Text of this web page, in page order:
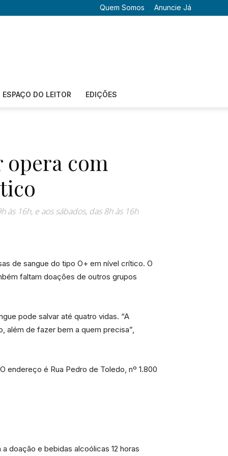
Quem Somos Anuncie Já
ESPAÇO DO LEITOR EDIÇÕES
opera com
às 16h, e aos sábados, das 8h às 16h
de sangue do tipo O+ em nível crítico. O
faltam doações de outros grupos
pode salvar até quatro vidas. “A
além de fazer bem a quem precisa”,
endereço é Rua Pedro de Toledo, nº 1.800
doação e bebidas alcoólicas 12 horas